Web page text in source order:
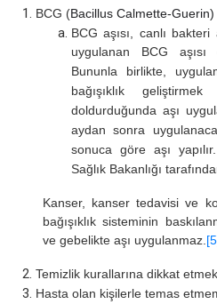
BCG (Bacillus Calmette-Guerin)
BCG aşısı, canlı
uygulanan BCG aşısı
Bununla birlikte,
bağışıklık
doldurduğunda aşı
aydan sonra
sonuca göre aşı
Sağlık Bakanlığı
Kanser, kanser tedavisi ve
bağışıklık sisteminin
ve gebelikte aşı uygulanmaz.
Temizlik kurallarına dikkat etmek
Hasta olan kişilerle temas